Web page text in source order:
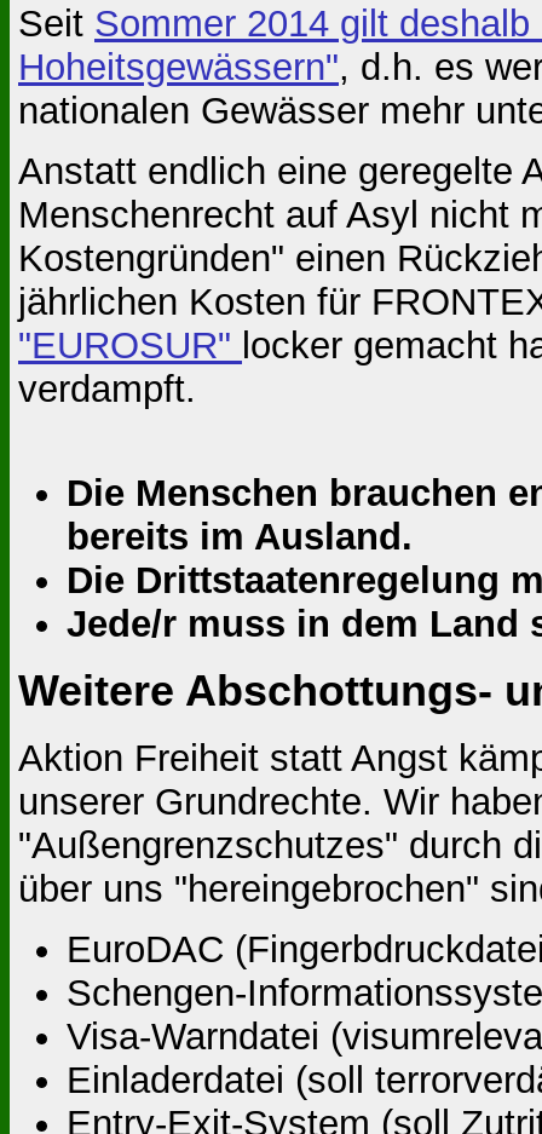
Seit Sommer 2014 gilt
Hoheitsgewässern", d.h. es
nationalen Gewässer mehr
Anstatt endlich eine geregelte
Menschenrecht auf Asyl nicht
Kostengründen" einen
jährlichen Kosten für
"EUROSUR" locker gemacht
verdampft.
Die Menschen brauchen
bereits im Ausland.
Die Drittstaatenregelung
Jede/r muss in dem Land
Weitere Abschottungs-
Aktion Freiheit statt Angst
unserer Grundrechte. Wir
"Außengrenzschutzes" durch
über uns "hereingebrochen"
EuroDAC
Schengen-
Visa-Warndatei
Einladerdatei (soll
Entry-Exit-System (soll